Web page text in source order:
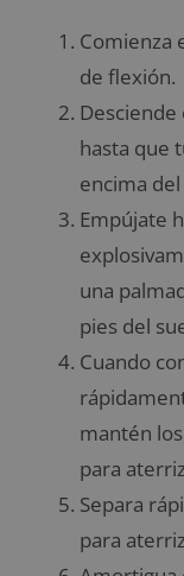
Comienza
de flexión.
Desciende
hasta que
encima
Empújate
una
pies del
Cuando
mantén
para
Separa
para